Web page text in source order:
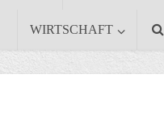
WIRTSCHAFT